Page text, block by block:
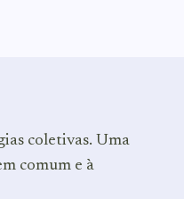
coletivas. Uma
comum e à